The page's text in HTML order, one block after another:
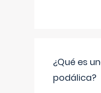
¿Qué es
podálica?